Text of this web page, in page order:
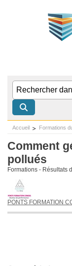
Accueil Formations
Comment
pollués
Formations - Résultats
PONTS FORMATION